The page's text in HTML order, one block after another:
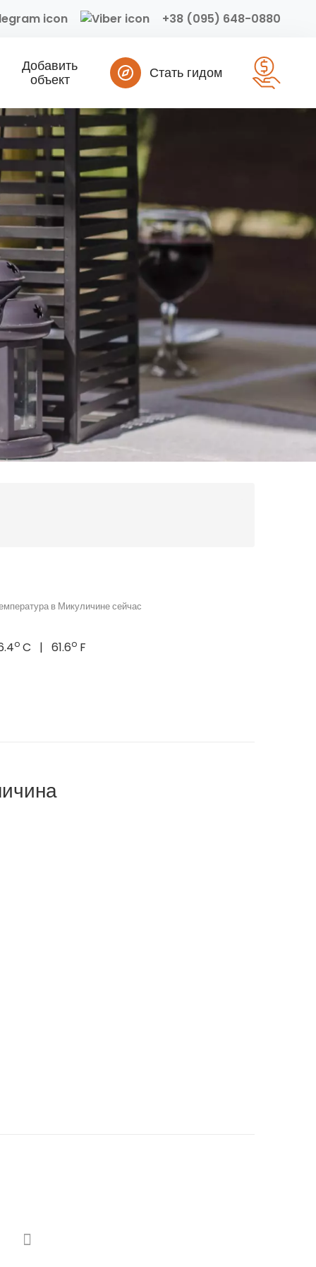
+38 (095) 648-0880
Добавить
объект
Стать гидом
в Микуличине сейчас
o C | 61.6o F